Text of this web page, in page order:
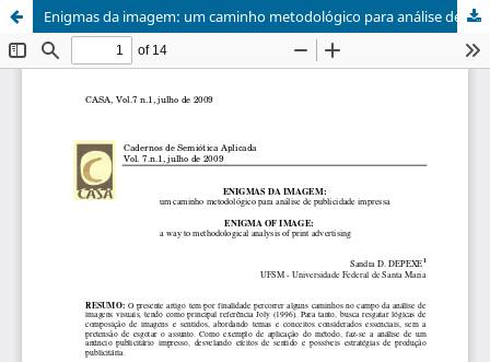
Enigmas da imagem: um caminho metodológico para análise de publicidade impressa